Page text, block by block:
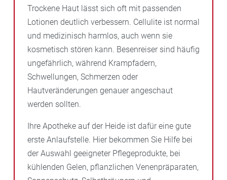
Trockene Haut lässt sich oft mit passenden
Lotionen deutlich verbessern. Cellulite ist normal
und medizinisch harmlos, auch wenn sie
kosmetisch stören kann. Besenreiser sind häufig
ungefährlich, während Krampfadern,
Schwellungen, Schmerzen oder
Hautveränderungen genauer angeschaut
werden sollten.
Ihre Apotheke auf der Heide ist dafür eine gute
erste Anlaufstelle. Hier bekommen Sie Hilfe bei
der Auswahl geeigneter Pflegeprodukte, bei
kühlenden Gelen, pflanzlichen Venenpräparaten,